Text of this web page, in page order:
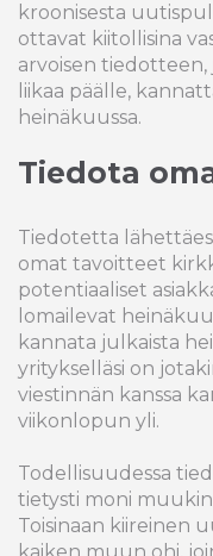
kroonisesta
ottavat kiitollisina
arvoisen tiedotteen,
liikaa päälle,
heinäkuussa.
Tiedota
Tiedotetta
omat tavoitteet
potentiaaliset
lomailevat
kannata julkaista
yritykselläsi on
viestinnän kanssa
viikonlopun yli.
Todellisuudessa
tietysti moni
Toisinaan kiireinen